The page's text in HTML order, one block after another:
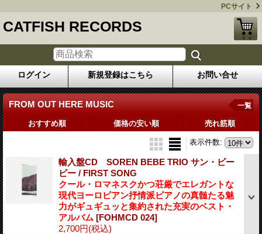
PCサイト
CATFISH RECORDS
ログイン 新規登録はこちら お問い合せ
FROM OUT HERE MUSIC 一覧
おすすめ順 価格の安い順 売れ筋順
表示件数:
輸入盤CD SOREN BEBE TRIO サン・ビー
ビー / FIRST SONG
クール・ロマネスクかつ荘厳でエレガントな
現代ヨーロピアン抒情派ピアノの真髄たる魅
力がギュギュッと集約された充実のベスト・
アルバム [FOHMCD 024]
2,700円(税込)